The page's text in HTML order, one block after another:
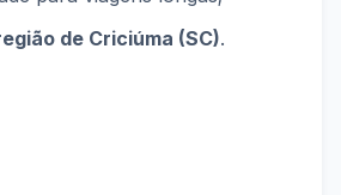
de Criciúma (SC).